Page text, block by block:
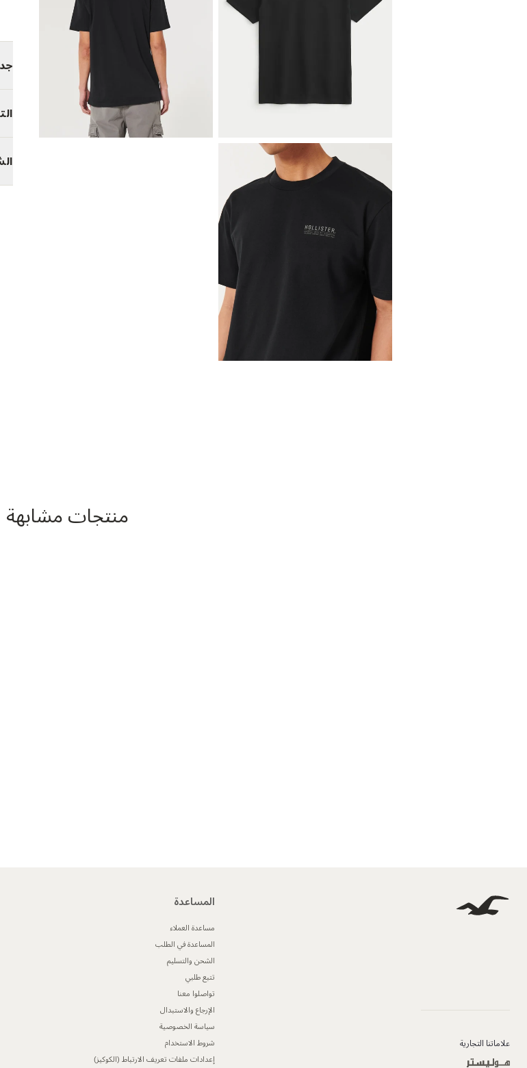
منتجات مشابهة
علاماتنا التجارية
المساعدة
مساعدة العملاء
المساعدة في الطلب
الشحن والتسليم
تتبع طلبي
تواصلوا معنا
الإرجاع والاستبدال
سياسة الخصوصية
شروط الاستخدام
إعدادات ملفات تعريف الارتباط (الكوكيز)